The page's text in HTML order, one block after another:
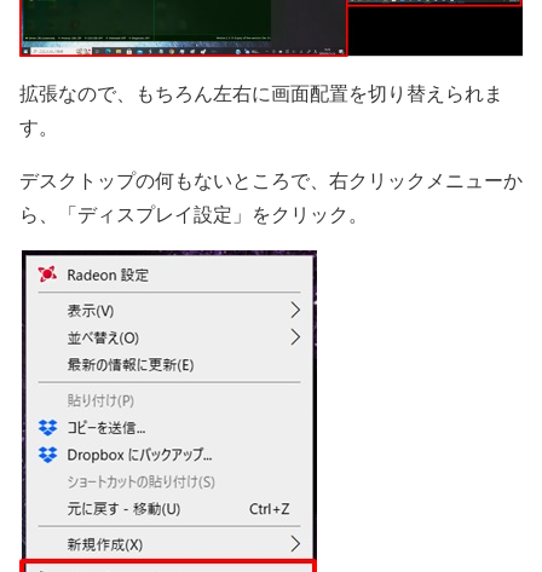
拡張なので、もちろん左右に画面配置を切り替えられま
す。
デスクトップの何もないところで、右クリックメニューか
ら、「ディスプレイ設定」をクリック。